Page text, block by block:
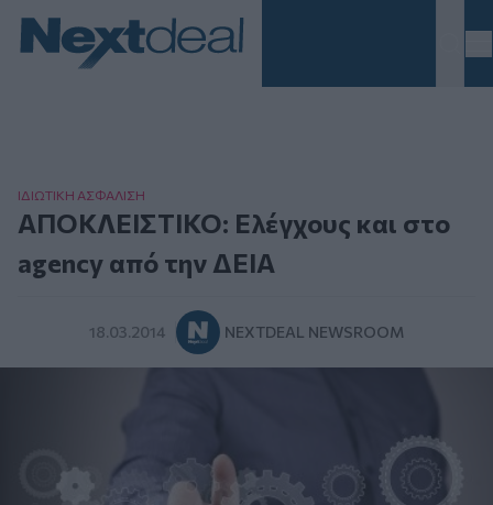
ΙΔΙΩΤΙΚΗ ΑΣΦAΛΙΣΗ
ΑΠΟΚΛΕΙΣΤΙΚΟ: Ελέγχους και στο
agency από την ΔΕΙΑ
18.03.2014 NEXTDEAL NEWSROOM